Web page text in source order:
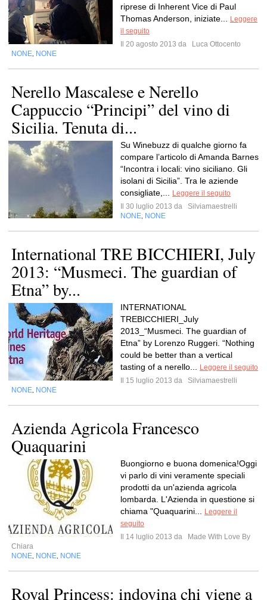
riprese di Inherent Vice di Paul
Thomas Anderson, iniziate...
Leggere
il seguito
Il 20 agosto 2013 da
Luca Ottocento
NONE NONE
Nerello Mascalese e Nerello
Cappuccio “Principi” del vino di
Sicilia. Tenuta di...
Su Winebuzz di qualche giorno fa
compare l’articolo di Amanda Barnes
“Incontra i locali: vino siciliano. Gli
isolani di Sicilia”. Tra le aziende
consigliate,...
Leggere il seguito
Il 30 luglio 2013 da
Silviamaestrelli
NONE NONE
International TRE BICCHIERI, July
2013: “Musmeci. The guardian of
Etna” by...
INTERNATIONAL
TREBICCHIERI_July
2013_“Musmeci. The guardian of
Etna” by Lorenzo Ruggeri. “Nothing
could be better than a vertical
tasting of a nerello...
Leggere il seguito
Il 15 luglio 2013 da
Silviamaestrelli
NONE NONE
Azienda Agricola Francesco
Quaquarini
Buongiorno e buona domenica!Oggi
vi parlo di vini veramente speciali
prodotti da un'azienda agricola
lombarda. L'Azienda in questione si
chiama "Quaquarini...
Leggere il
seguito
Il 14 luglio 2013 da
Made With Love By
Chiara
NONE NONE NONE
Royal Princess: indovina chi viene a